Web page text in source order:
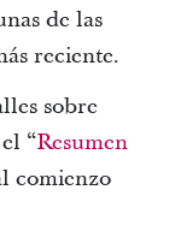
de las
reciente.
sobre
“Resumen
comienzo